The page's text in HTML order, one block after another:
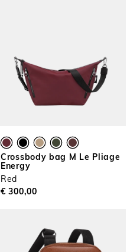
Crossbody bag M Le Pliage
Energy
Red
€ 300,00